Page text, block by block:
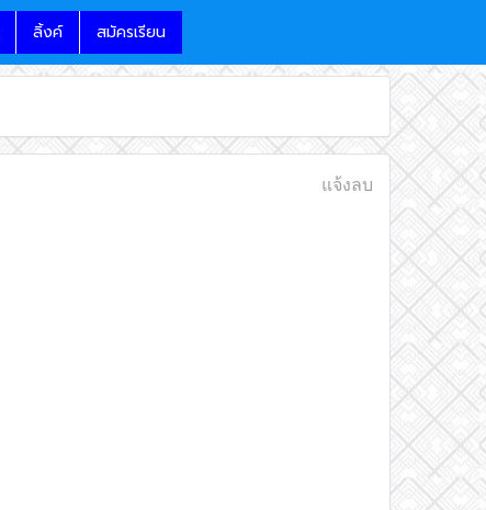
ลิ้งค์ สมัครเรียน
แจ้งลบ